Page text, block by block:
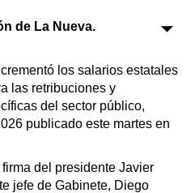
de La Nueva.
los salarios estatales
las retribuciones y
del sector público,
publicado este martes en
del presidente Javier
jefe de Gabinete, Diego